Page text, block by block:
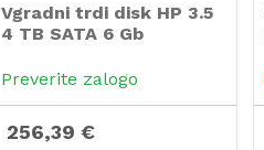
Vgradni trdi disk HP 3.5
4 TB SATA 6 Gb
Preverite zalogo
256,39 €